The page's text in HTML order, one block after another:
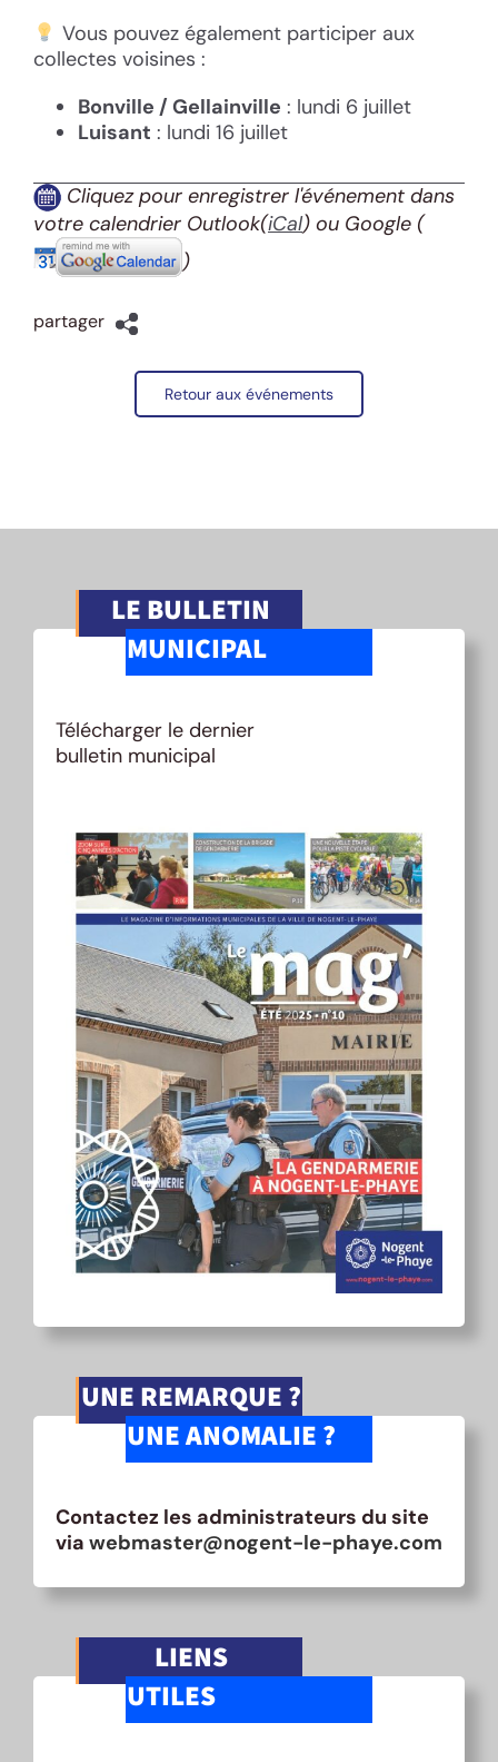
Vous pouvez également participer aux
collectes voisines :
Bonville / Gellainville : lundi 6 juillet
Luisant : lundi 16 juillet
Cliquez pour enregistrer l'événement dans
votre calendrier Outlook(iCal) ou Google (
)
partager
Retour aux événements
LE BULLETIN
MUNICIPAL
Télécharger le dernier
bulletin municipal
UNE REMARQUE ?
UNE ANOMALIE ?
Contactez les administrateurs du site
via webmaster@nogent-le-phaye.com
LIENS
UTILES